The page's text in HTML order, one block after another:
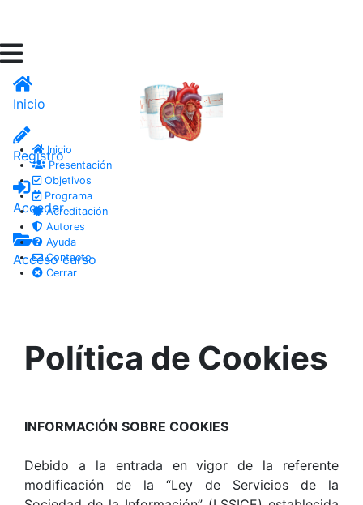
Inicio
Registro
Acceder
Acceso curso
Inicio
Presentación
Objetivos
Programa
Acreditación
Autores
Ayuda
Contacto
Cerrar
Política de Cookies
INFORMACIÓN SOBRE COOKIES
Debido a la entrada en vigor de la referente
modificación de la “Ley de Servicios de la